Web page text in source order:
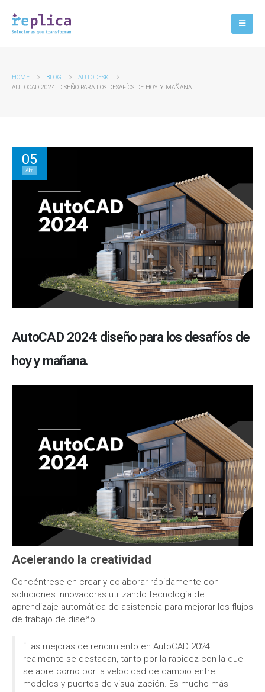
HOME BLOG
AUTODESK
AUTOCAD 2024: DISEÑO PARA LOS DESAFÍOS DE HOY Y MAÑANA.
05
Abr
AutoCAD 2024: diseño para los desafíos de
hoy y mañana.
Acelerando la creatividad
Concéntrese en crear y colaborar rápidamente con
soluciones innovadoras utilizando tecnología de
aprendizaje automática de asistencia para mejorar los flujos
de trabajo de diseño.
“Las mejoras de rendimiento en AutoCAD 2024
realmente se destacan, tanto por la rapidez con la que
se abre como por la velocidad de cambio entre
modelos y puertos de visualización. Es mucho más